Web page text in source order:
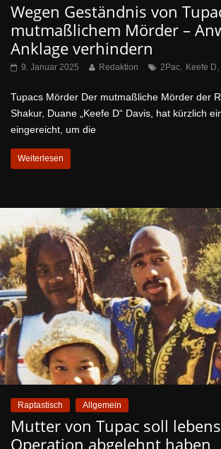
Wegen Geständnis von
mutmaßlichem Mörder –
Anklage verhindern
9. Januar 2025 Redaktion 2Pac, Keefe D,
Tupacs Mörder Der mutmaßliche Mörder der
Shakur, Duane „Keefe D“ Davis, hat kürzlich
eingereicht, um die
Weiterlesen
Raptastisch Allgemein
Mutter von Tupac soll
Operation abgelehnt haben